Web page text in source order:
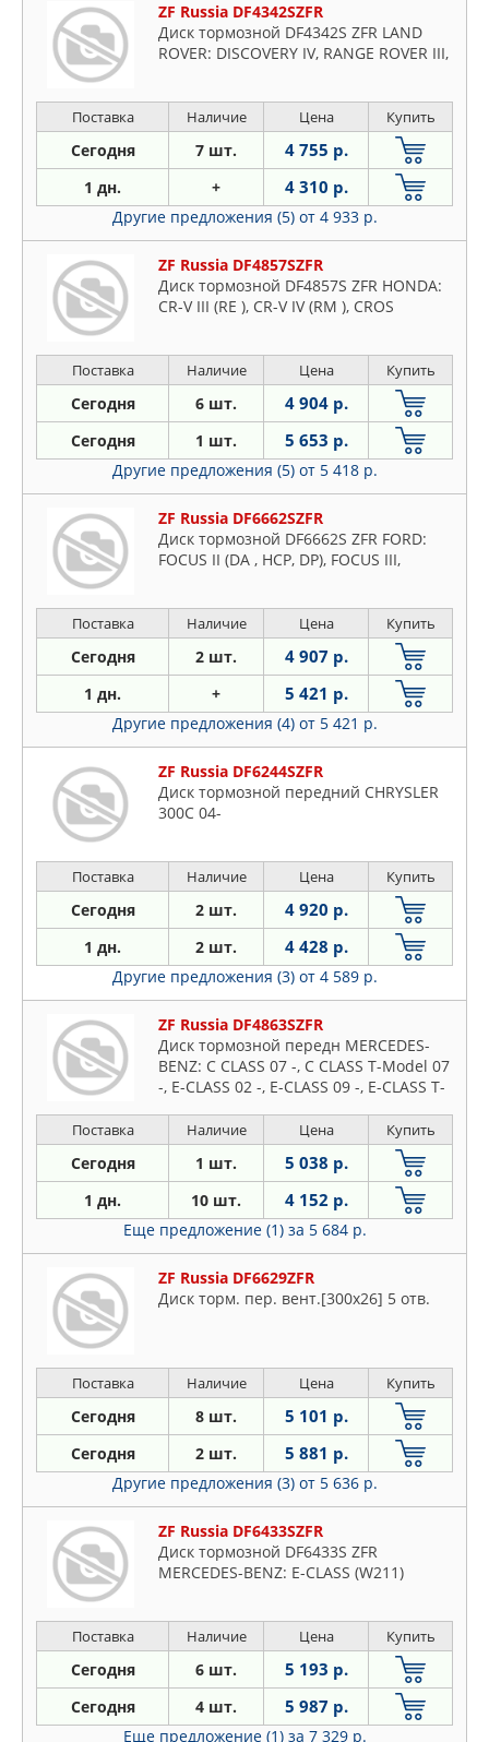
ZF Russia DF4342SZFR
Диск тормозной DF4342S ZFR LAND
ROVER: DISCOVERY IV, RANGE ROVER III,
Поставка Наличие Цена Купить
Сегодня 7 шт. 4 755 р.
1 дн. + 4 310 р.
Другие предложения (5) от 4 933 р.
ZF Russia DF4857SZFR
Диск тормозной DF4857S ZFR HONDA:
CR-V III (RE ), CR-V IV (RM ), CROS
Поставка Наличие Цена Купить
Сегодня 6 шт. 4 904 р.
Сегодня 1 шт. 5 653 р.
Другие предложения (5) от 5 418 р.
ZF Russia DF6662SZFR
Диск тормозной DF6662S ZFR FORD:
FOCUS II (DA , HCP, DP), FOCUS III,
Поставка Наличие Цена Купить
Сегодня 2 шт. 4 907 р.
1 дн. + 5 421 р.
Другие предложения (4) от 5 421 р.
ZF Russia DF6244SZFR
Диск тормозной передний CHRYSLER
300C 04-
Поставка Наличие Цена Купить
Сегодня 2 шт. 4 920 р.
1 дн. 2 шт. 4 428 р.
Другие предложения (3) от 4 589 р.
ZF Russia DF4863SZFR
Диск тормозной передн MERCEDES-
BENZ: C CLASS 07 -, C CLASS T-Model 07
-, E-CLASS 02 -, E-CLASS 09 -, E-CLASS T-
CLASS купе
Поставка Наличие Цена Купить
Сегодня 1 шт. 5 038 р.
1 дн. 10 шт. 4 152 р.
Еще предложение (1) за 5 684 р.
ZF Russia DF6629ZFR
Диск торм. пер. вент.[300x26] 5 отв.
Поставка Наличие Цена Купить
Сегодня 8 шт. 5 101 р.
Сегодня 2 шт. 5 881 р.
Другие предложения (3) от 5 636 р.
ZF Russia DF6433SZFR
Диск тормозной DF6433S ZFR
MERCEDES-BENZ: E-CLASS (W211)
Поставка Наличие Цена Купить
Сегодня 6 шт. 5 193 р.
Сегодня 4 шт. 5 987 р.
Еще предложение (1) за 7 329 р.